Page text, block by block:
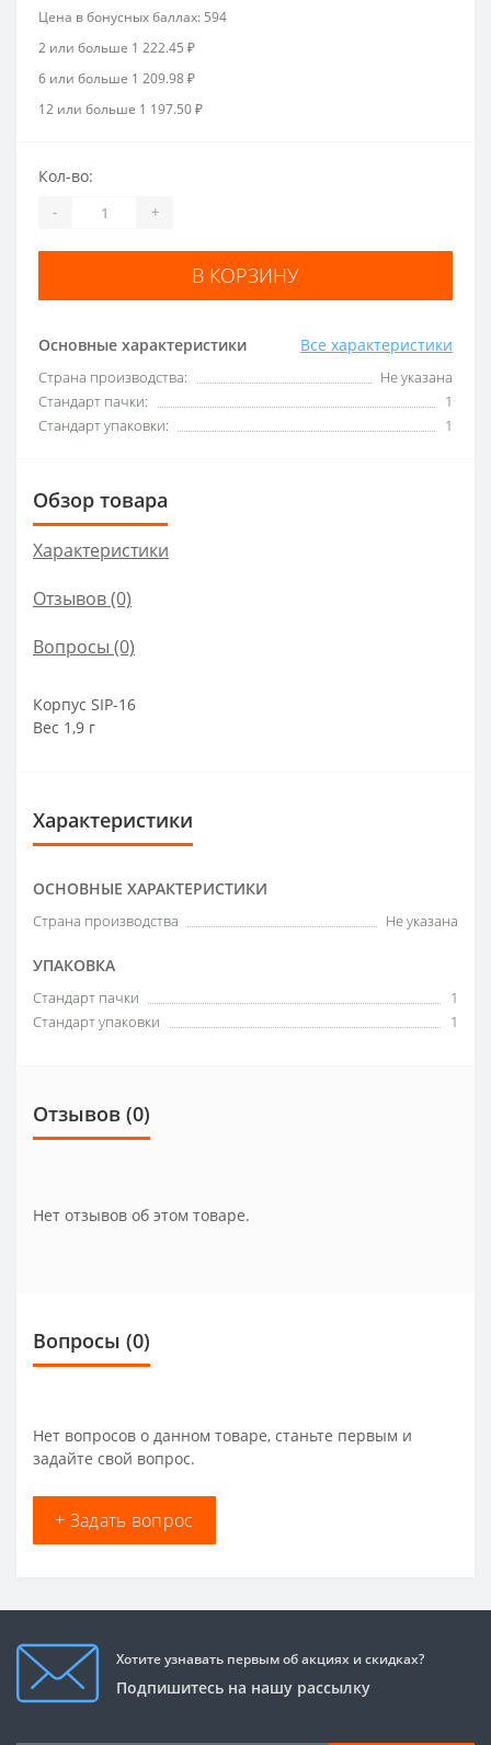
Цена в бонусных баллах: 594
2 или больше 1 222.45 ₽
6 или больше 1 209.98 ₽
12 или больше 1 197.50 ₽
Основные характеристики Все характеристики
Страна производства:
Не указана
Стандарт пачки:
1
Стандарт упаковки:
1
Кол-во:
- +
В КОРЗИНУ
Обзор товара
Характеристики
Отзывов (0)
Вопросы (0)
Корпус SIP-16
Вес 1,9 г
Характеристики
ОСНОВНЫЕ ХАРАКТЕРИСТИКИ
Страна производства Не указана
УПАКОВКА
Стандарт пачки
1
Стандарт упаковки
1
Отзывов (0)
Нет отзывов об этом товаре.
Вопросы (0)
Нет вопросов о данном товаре, станьте первым и
задайте свой вопрос.
+ Задать вопрос
Хотите узнавать первым об акциях и скидках?
Подпишитесь на нашу рассылку